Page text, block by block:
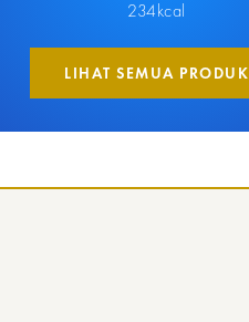
234kcal
LIHAT SEMUA PRODUK